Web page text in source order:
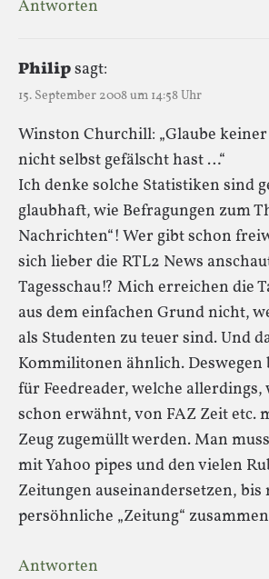
Antworten
Philipsagt:
15. September 2008 um 14:58 Uhr
Winston Churchill: „Glaube
nicht selbst gefälscht hast …“
Ich denke solche Statistiken sind
glaubhaft, wie Befragungen zum
Nachrichten“! Wer gibt schon
sich lieber die RTL2 News
Tagesschau!? Mich erreichen die
aus dem einfachen Grund nicht,
als Studenten zu teuer sind. Und
Kommilitonen ähnlich.
für Feedreader, welche
schon erwähnt, von FAZ Zeit etc.
Zeug zugemüllt werden. Man
mit Yahoo pipes und den vielen
Zeitungen auseinandersetzen, bis
persöhnliche „Zeitung“
Antworten